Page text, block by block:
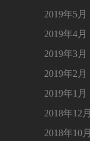
2019年5月
2019年4月
2019年3月
2019年2月
2019年1月
2018年12月
2018年10月